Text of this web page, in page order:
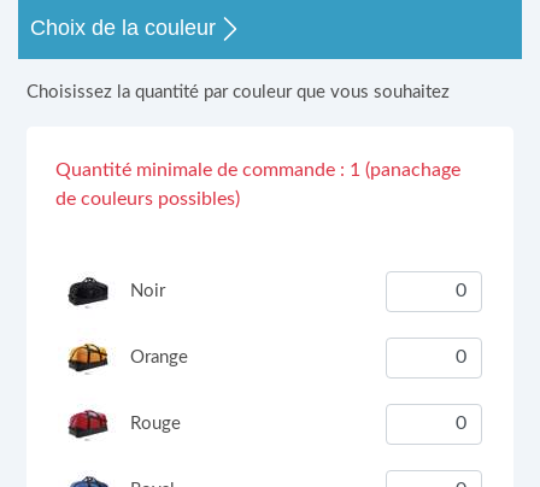
Choix de la couleur
Choisissez la quantité par couleur que vous souhaitez
Quantité minimale de commande : 1 (panachage
de couleurs possibles)
Noir
Orange
Rouge